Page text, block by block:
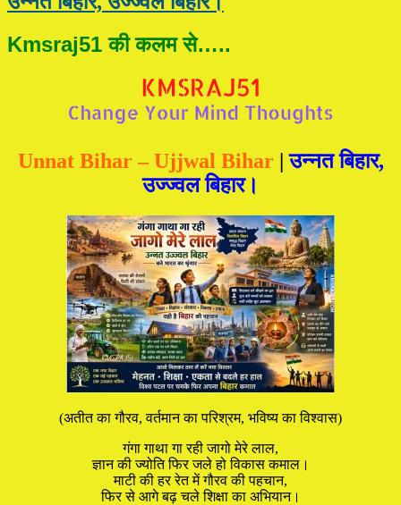
Kmsraj51 की कलम से…..
Unnat Bihar – Ujjwal Bihar | उन्नत बिहार,
उज्ज्वल बिहार।
(अतीत का गौरव, वर्तमान का परिश्रम, भविष्य का विश्वास)
गंगा गाथा गा रही जागो मेरे लाल,
ज्ञान की ज्योति फिर जले हो विकास कमाल।
माटी की हर रेत में गौरव की पहचान,
फिर से आगे बढ़ चले शिक्षा का अभियान।